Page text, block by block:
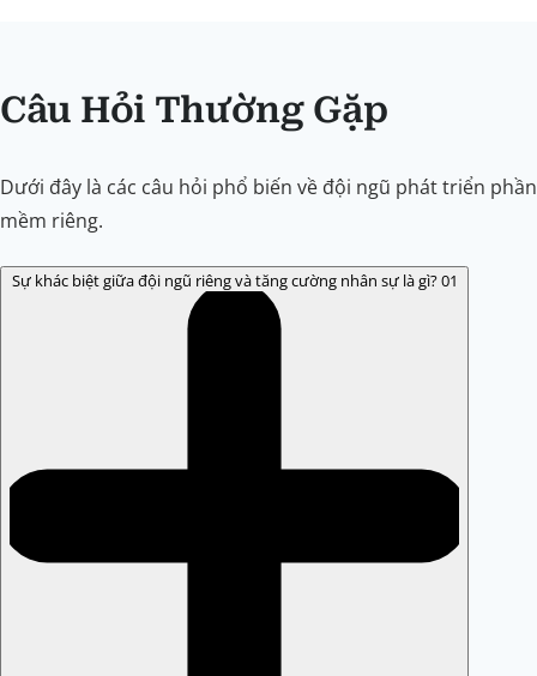
Câu Hỏi Thường Gặp
Dưới đây là các câu hỏi phổ biến về đội ngũ phát triển phần
mềm riêng.
Sự khác biệt giữa đội ngũ riêng và tăng cường nhân sự là gì?01